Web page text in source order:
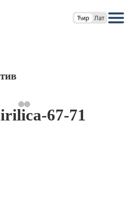
Ћир Лат
67-71